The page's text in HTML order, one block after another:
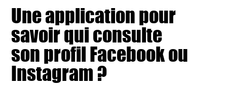
Une application pour
savoir qui consulte
son profil Facebook ou
Instagram ?